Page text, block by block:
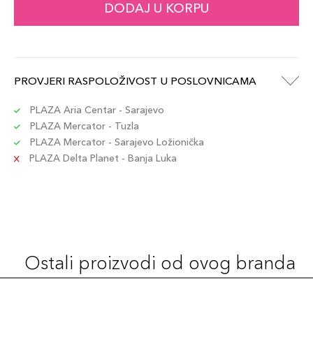
DODAJ U KORPU
PROVJERI RASPOLOŽIVOST U POSLOVNICAMA
PLAZA Aria Centar - Sarajevo
PLAZA Mercator - Tuzla
PLAZA Mercator - Sarajevo Ložionička
PLAZA Delta Planet - Banja Luka
Ostali proizvodi od ovog branda